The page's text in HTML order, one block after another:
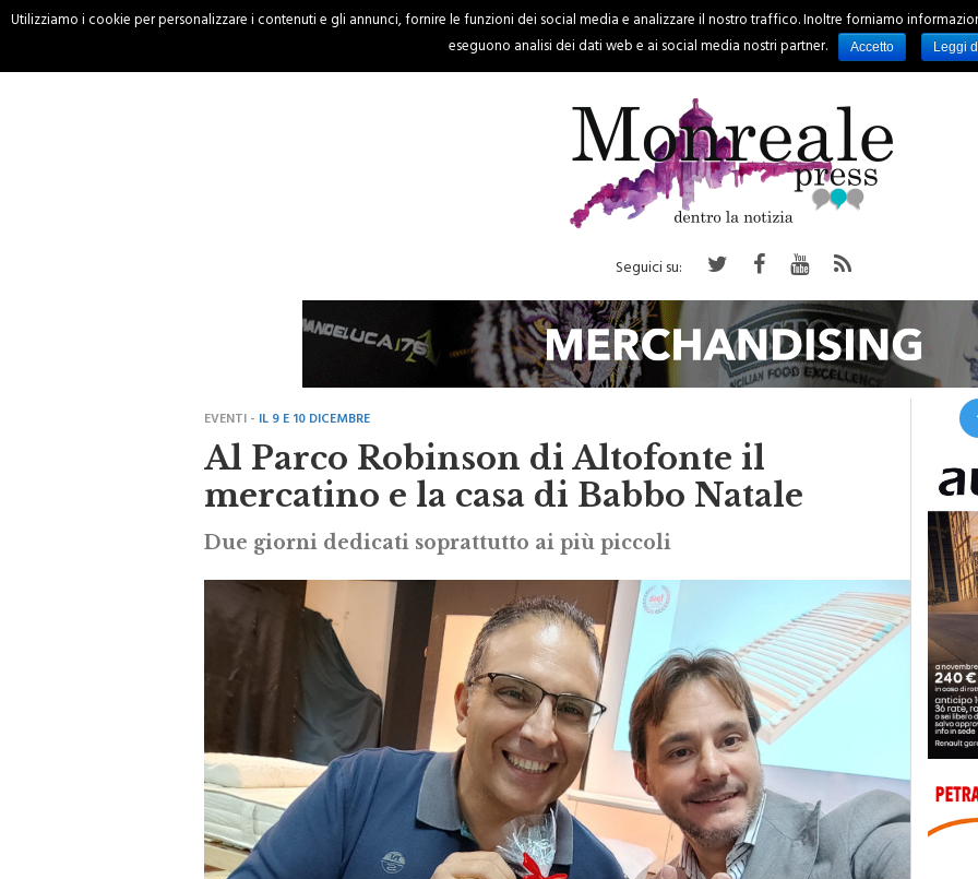
HOME CRONACA PALERMO REGIONE EVENTI RUBRICHE SPORT
Seguici su:
Al Parco Robinson di Altofonte il
mercatino e la casa di Babbo Natale
Due giorni dedicati soprattutto ai più piccoli
Utilizziamo i cookie per personalizzare i contenuti e gli annunci, fornire le funzioni dei social media e analizzare il nostro traffico. Inoltre forniamo
eseguono analisi dei dati web e ai social media nostri partner.
Accetto Leggi